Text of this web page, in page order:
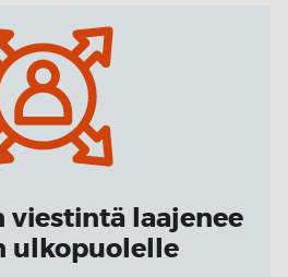
viestintä laajenee
ulkopuolelle